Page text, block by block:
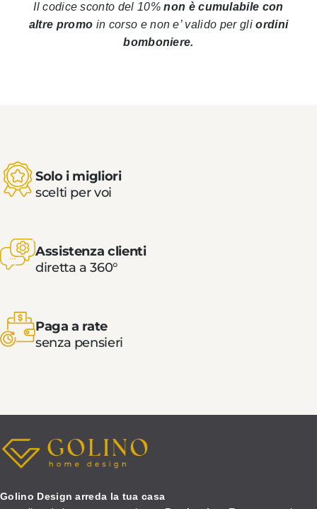
Il codice sconto del 10%non è cumulabile con
altre promo in corso e non e’ valido per gliordini
bomboniere.
Solo i migliori
scelti per voi
Assistenza clienti
diretta a 360°
Paga a rate
senza pensieri
Golino Design arreda la tua casa